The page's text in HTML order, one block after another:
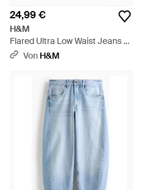
24,99 €
H&M
Flared Ultra Low Waist Jeans -
GrauVon H&M